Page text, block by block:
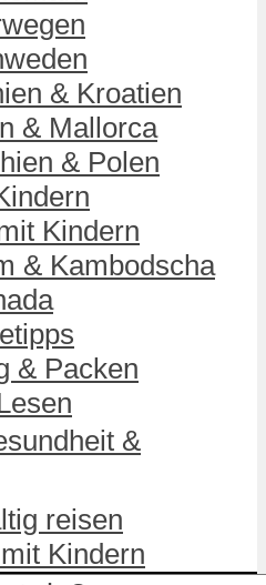
& Kroatien
& Mallorca
& Polen
Kindern
& Kambodscha
& Packen
&
reisen
Kindern